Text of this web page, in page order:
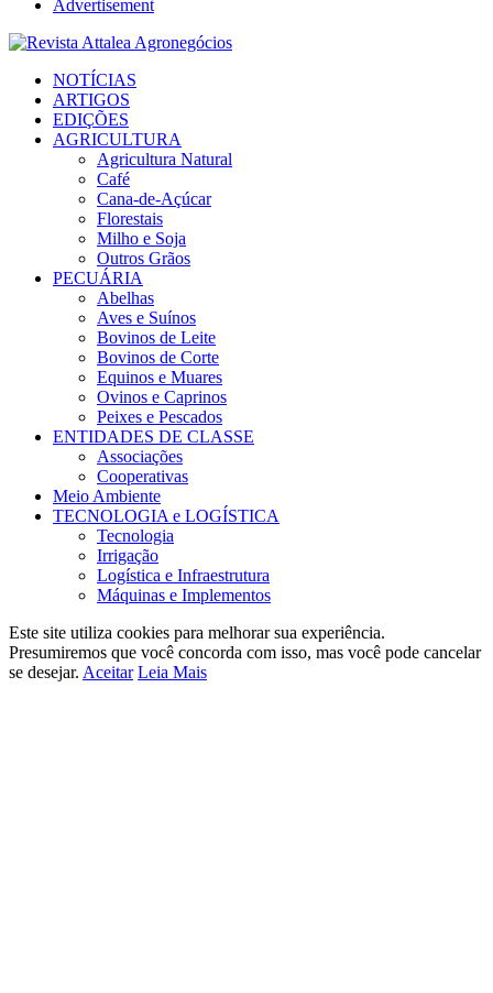
Advertisement
NOTÍCIAS
ARTIGOS
EDIÇÕES
AGRICULTURA
Agricultura Natural
Café
Cana-de-Açúcar
Florestais
Milho e Soja
Outros Grãos
PECUÁRIA
Abelhas
Aves e Suínos
Bovinos de Leite
Bovinos de Corte
Equinos e Muares
Ovinos e Caprinos
Peixes e Pescados
ENTIDADES DE CLASSE
Associações
Cooperativas
Meio Ambiente
TECNOLOGIA e LOGÍSTICA
Tecnologia
Irrigação
Logística e Infraestrutura
Máquinas e Implementos
Este site utiliza cookies para melhorar sua experiência.
Presumiremos que você concorda com isso, mas você pode cancelar
se desejar. Aceitar Leia Mais